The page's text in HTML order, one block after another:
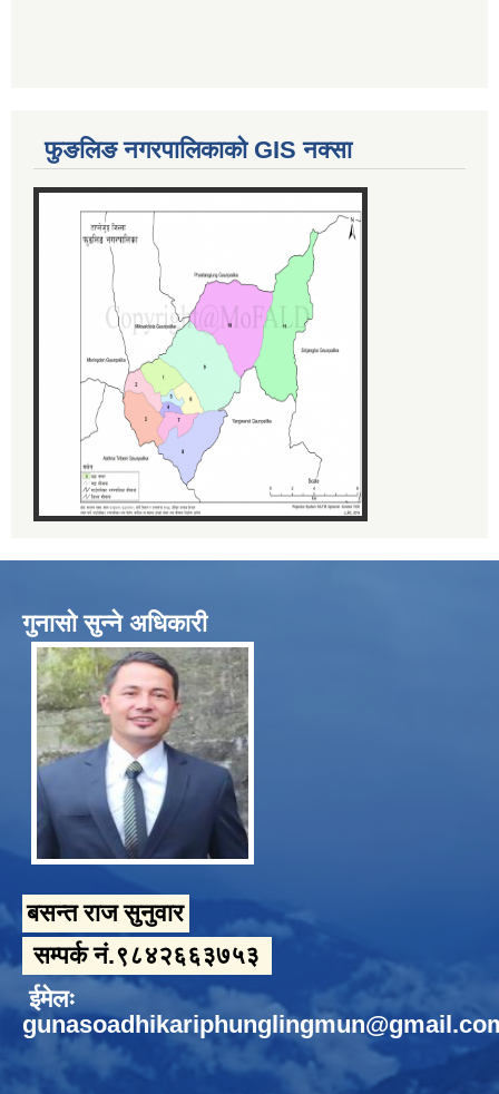
फुङलिङ नगरपालिकाको GIS नक्सा
गुनासो सुन्ने अधिकारी
बसन्त राज सुनुवार
सम्पर्क नं.९८४२६६३७५३
ईमेलः